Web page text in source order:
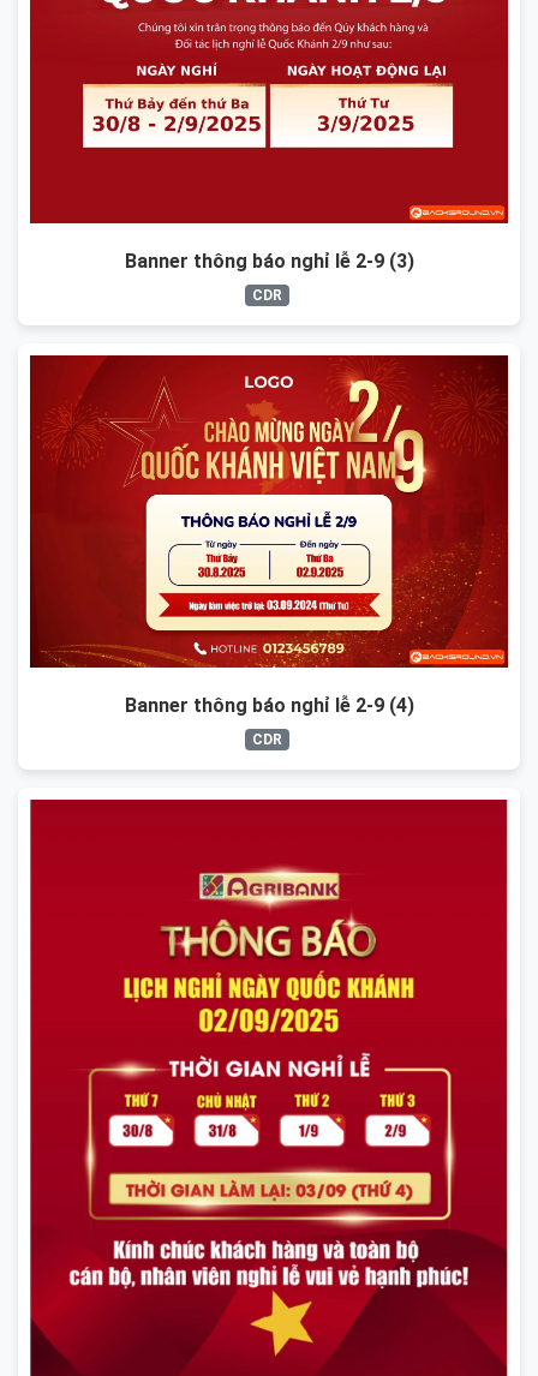
Banner thông báo nghỉ lễ 2-9 (3)
CDR
Banner thông báo nghỉ lễ 2-9 (4)
CDR